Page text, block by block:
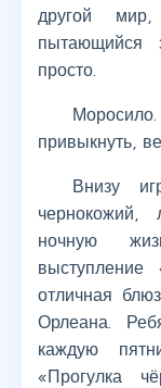
другой
пытающийся
просто.
привыкнуть,
Внизу
ночную
отличная
Орлеана.
каждую
«Прогулка